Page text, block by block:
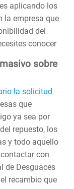
aplicando los
la empresa que
del
conocer
sobre
la solicitud
que
ya sea por
repuesto, los
y todo aquello
con
de Desguaces
recambio que